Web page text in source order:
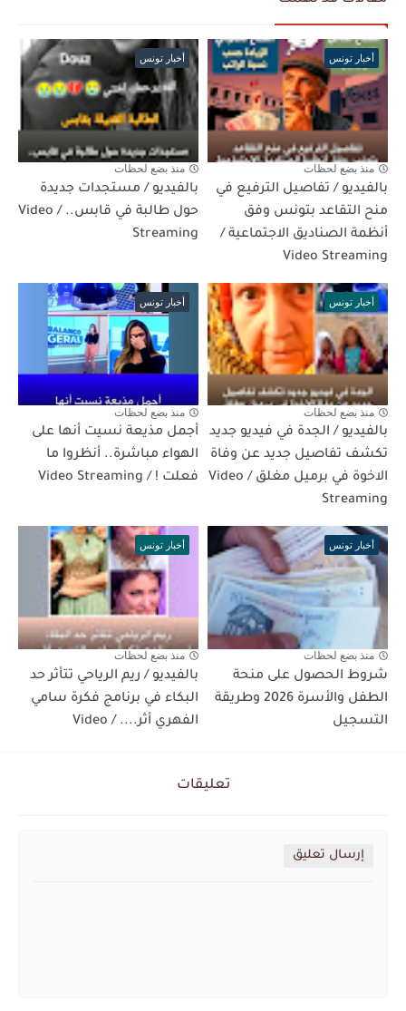
أخبار تونس
منذ بضع لحظات
بالفيديو / تفاصيل الترفيع في
منح التقاعد بتونس وفق
أنظمة الصناديق الاجتماعية /
Video Streaming
أخبار تونس
منذ بضع لحظات
بالفيديو / مستجدات جديدة
حول طالبة في قابس.. / Video
Streaming
أخبار تونس
منذ بضع لحظات
بالفيديو / الجدة في فيديو جديد
تكشف تفاصيل جديد عن وفاة
الاخوة في برميل مغلق / Video
Streaming
أخبار تونس
منذ بضع لحظات
أجمل مذيعة نسيت أنها على
الهواء مباشرة.. أنظروا ما
فعلت ! / Video Streaming
أخبار تونس
منذ بضع لحظات
شروط الحصول على منحة
الطفل والأسرة 2026 وطريقة
التسجيل
أخبار تونس
منذ بضع لحظات
بالفيديو / ريم الرياحي تتأثر حد
البكاء في برنامج فكرة سامي
الفهري أثر.... / Video
تعليقات
إرسال تعليق